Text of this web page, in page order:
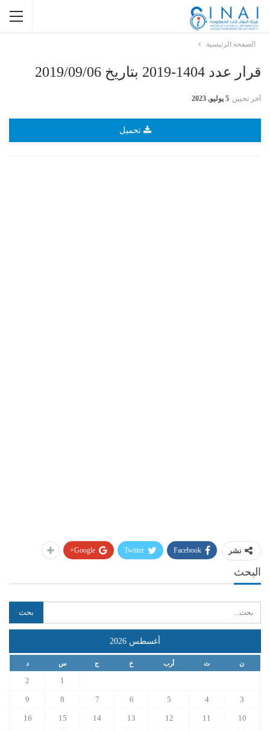
الصفحة الرئيسية
قرار عدد 1404-2019 بتاريخ 2019/09/06
أخر تحيين 5 يوليو, 2023
تحميل
نشر Facebook
Twitter
Google+
البحث
أغسطس 2026
ن ث أرب خ ج س د
1
2
3
4
5
6
7
8
9
10
11
12
13
14
15
16